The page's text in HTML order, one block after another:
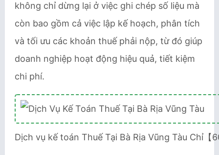
không chỉ dừng lại ở việc ghi chép số liệu mà
còn bao gồm cả việc lập kế hoạch, phân tích
và tối ưu các khoản thuế phải nộp, từ đó giúp
doanh nghiệp hoạt động hiệu quả, tiết kiệm
chi phí.
Dịch vụ kế toán Thuế Tại Bà Rịa Vũng Tàu Chỉ【